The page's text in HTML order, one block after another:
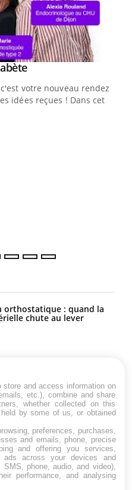
Youtube
votre nouveau rendez-
idées reçues ! Dans cet
orthostatique : quand la
chute au lever
(Sclérose latérale
store and access information on
etc.), combine and share
whether collected on this
by some of us, or obtained
preferences, purchases,
and emails, phone, precise
and offering you services,
ads across your devices and
phone, audio, and video),
performance, and analysing